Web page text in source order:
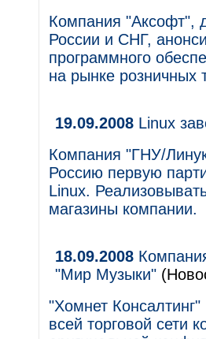
Компания "Аксофт",
России и СНГ,
программного
на рынке розничных
19.09.2008 Linux
Компания "ГНУ/
Россию первую
Linux.
магазины компании.
18.09.2008
"Мир Музыки"
"Хомнет
всей торговой сети